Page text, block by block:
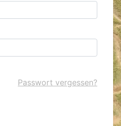
Passwort vergessen?